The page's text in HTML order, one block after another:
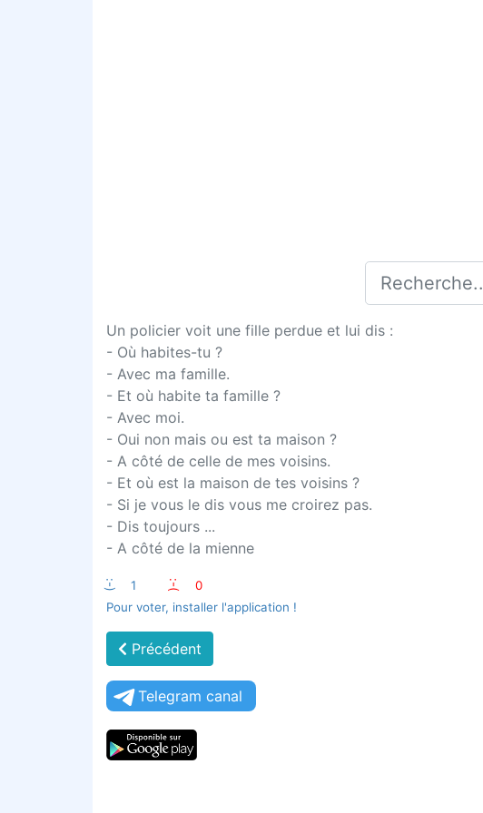
Un policier voit une fille perdue et lui dis :
- Où habites-tu ?
- Avec ma famille.
- Et où habite ta famille ?
- Avec moi.
- Oui non mais ou est ta maison ?
- A côté de celle de mes voisins.
- Et où est la maison de tes voisins ?
- Si je vous le dis vous me croirez pas.
- Dis toujours ...
- A côté de la mienne
:-) 1 :-(
0
Pour voter, installer l'application !
Précédent
Telegram canal